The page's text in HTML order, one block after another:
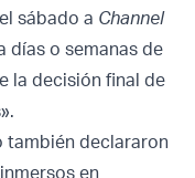
sábado a Channel
días o semanas de
la decisión final de
también declararon
en